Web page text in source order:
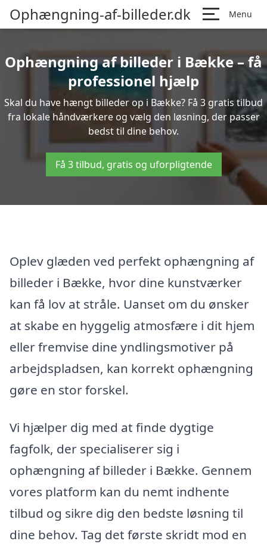
Ophængning-af-billeder.dk Menu
Ophængning af billeder i Bække – få
professionel hjælp
Skal du have hængt billeder op i Bække? Få 3 gratis tilbud
fra lokale håndværkere og vælg den løsning, der passer
bedst til dine behov.
Få 3 tilbud, gratis og uforpligtende
Oplev glæden ved perfekt ophængning af
billeder i Bække, hvor dine kunstværker
kan få lov at stråle. Uanset om du ønsker
at skabe en hyggelig atmosfære i dit hjem
eller fremvise dine yndlingsmotiver på
arbejdspladsen, kan korrekt ophængning
gøre en stor forskel.
Vi hjælper dig med at finde dygtige
fagfolk, der specialiserer sig i
ophængning af billeder i Bække. Gennem
vores platform kan du nemt indhente
tilbud og sikre dig den bedste løsning til
dine behov. Tag det første skridt mod en